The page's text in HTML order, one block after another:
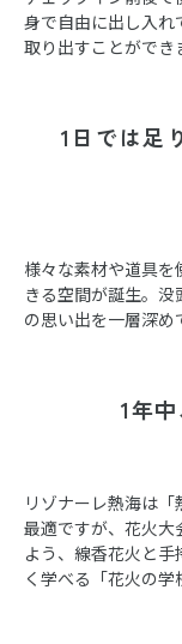
身で自由に出し入れ
取り出すことができ
1日では足
様々な素材や道具
きる空間が誕生。
の思い出を一層深め
1年
リゾナーレ熱海は
最適ですが、花火大
よう、線香花火と
く学べる「花火の学